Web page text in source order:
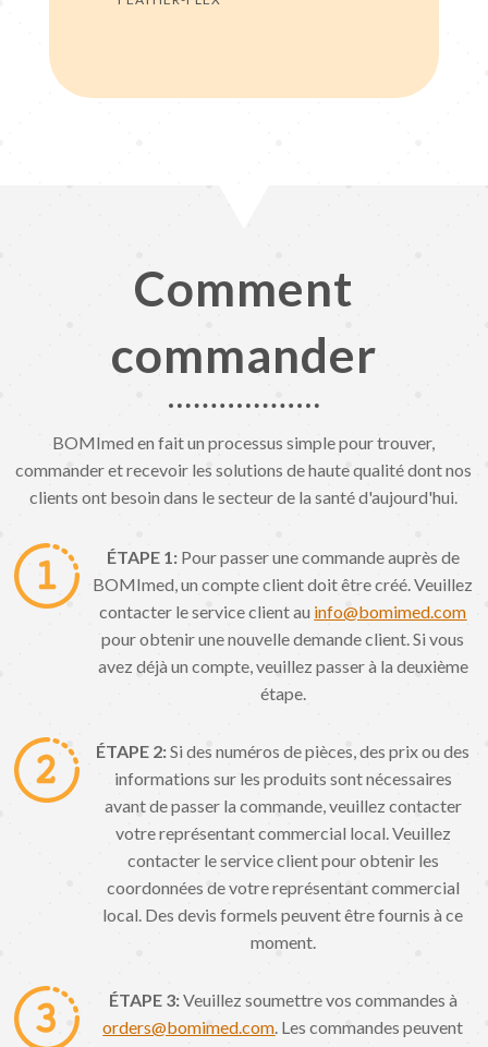
Comment
commander
BOMImed en fait un processus simple pour trouver,
commander et recevoir les solutions de haute qualité dont nos
clients ont besoin dans le secteur de la santé d'aujourd'hui.
ÉTAPE 1: Pour passer une commande auprès de
BOMImed, un compte client doit être créé. Veuillez
contacter le service client au info@bomimed.com
pour obtenir une nouvelle demande client. Si vous
avez déjà un compte, veuillez passer à la deuxième
étape.
ÉTAPE 2:Si des numéros de pièces, des prix ou des
informations sur les produits sont nécessaires
avant de passer la commande, veuillez contacter
votre représentant commercial local. Veuillez
contacter le service client pour obtenir les
coordonnées de votre représentant commercial
local. Des devis formels peuvent être fournis à ce
moment.
ÉTAPE 3:Veuillez soumettre vos commandes à
orders@bomimed.com . Les commandes peuvent